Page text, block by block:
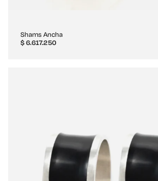
Shams Ancha
$6.617.250